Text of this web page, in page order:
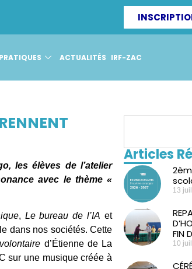
ACTUALITÉS IRF-ZAC
les élèves de l’atelier
avec le thème «
, Le bureau de l’IA et
dans nos sociétés. Cette
d’Étienne de La
sur une musique créée à
Articles
13
FIN
10